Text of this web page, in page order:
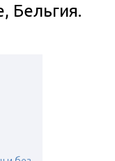
Бельгия.